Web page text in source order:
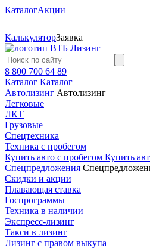
КаталогАкции
КалькуляторЗаявка
8 800 700 64 89
Каталог Каталог
Автолизинг Автолизинг
Легковые
ЛКТ
Грузовые
Спецтехника
Техника с пробегом
Купить авто с пробегом Купить
Спецпредложения
Скидки и акции
Плавающая ставка
Госпрограммы
Техника в наличии
Экспресс-лизинг
Такси в лизинг
Лизинг с правом выкупа